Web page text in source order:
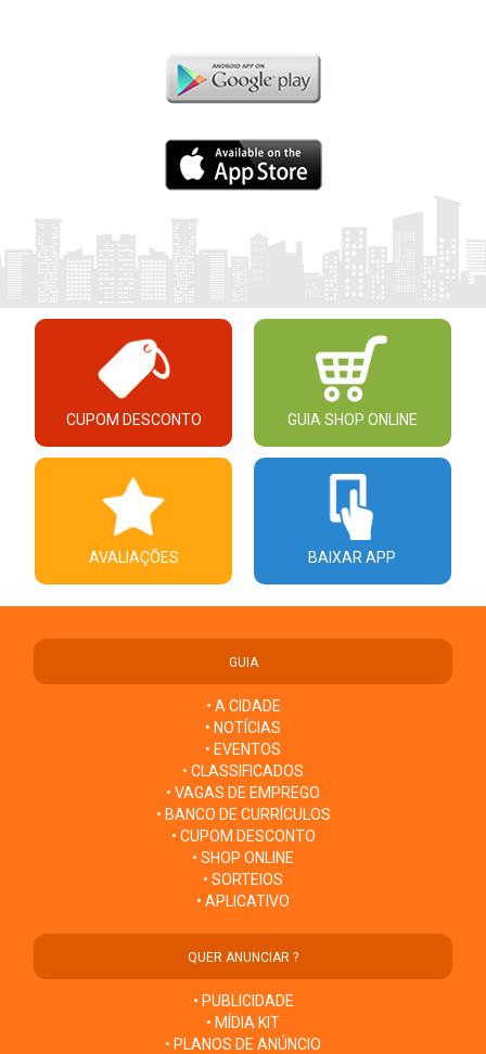
CUPOM DESCONTO GUIA SHOP ONLINE
AVALIAÇÕES BAIXAR APP
GUIA
• A CIDADE
• NOTÍCIAS
• EVENTOS
• CLASSIFICADOS
• VAGAS DE EMPREGO
• BANCO DE CURRÍCULOS
• CUPOM DESCONTO
• SHOP ONLINE
• SORTEIOS
• APLICATIVO
QUER ANUNCIAR ?
• PUBLICIDADE
• MÍDIA KIT
• PLANOS DE ANÚNCIO